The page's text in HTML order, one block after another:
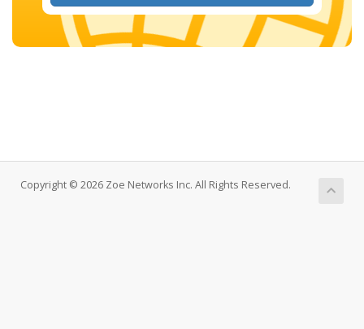
Copyright © 2026 Zoe Networks Inc. All Rights Reserved.